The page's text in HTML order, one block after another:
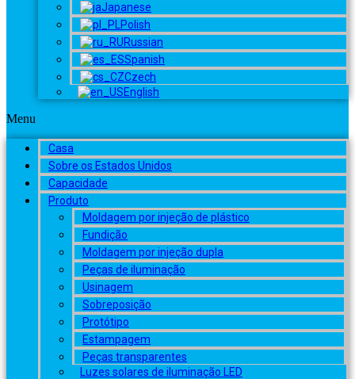
Japanese
Polish
Russian
Spanish
Czech
English
Menu
Casa
Sobre os Estados Unidos
Capacidade
Produto
Moldagem por injeção de plástico
Fundição
Moldagem por injeção dupla
Peças de iluminação
Usinagem
Sobreposição
Protótipo
Estampagem
Peças transparentes
Luzes solares de iluminação LED